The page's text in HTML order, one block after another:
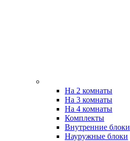
На 2 комнаты
На 3 комнаты
На 4 комнаты
Комплекты
Внутренние блоки
Науружные блоки